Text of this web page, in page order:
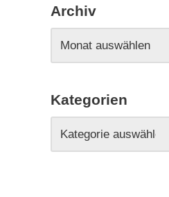
Archiv
Kategorien